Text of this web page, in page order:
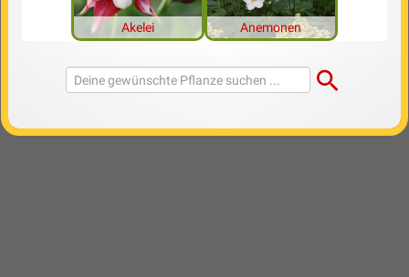
Akelei Anemonen